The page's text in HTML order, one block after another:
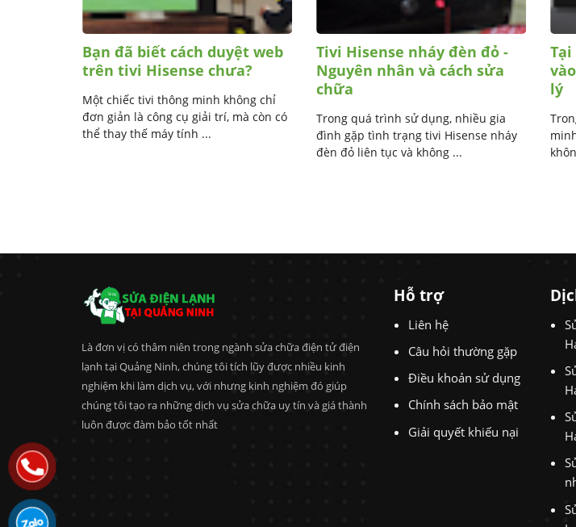
Bạn đã biết cách duyệt web
trên tivi Hisense chưa?
Một chiếc tivi thông minh không chỉ
đơn giản là công cụ giải trí, mà còn có
thể thay thế máy tính ...
Tivi Hisense nháy đèn đỏ -
Nguyên nhân và cách sửa
chữa
Trong quá trình sử dụng, nhiều gia
đình gặp tình trạng tivi Hisense nháy
đèn đỏ liên tục và không ...
lý
Là đơn vị có thâm niên trong ngành sửa chữa điện tử điện
lạnh tại Quảng Ninh, chúng tôi tích lũy được nhiều kinh
nghiệm khi làm dịch vụ, với nhưng kinh nghiệm đó giúp
chúng tôi tạo ra những dịch vụ sửa chữa uy tín và giá thành
luôn được đàm bảo tốt nhất
Hỗ trợ
Liên hệ
Câu hỏi thường gặp
Điều khoản sử dụng
Chính sách bảo mật
Giải quyết khiếu nại